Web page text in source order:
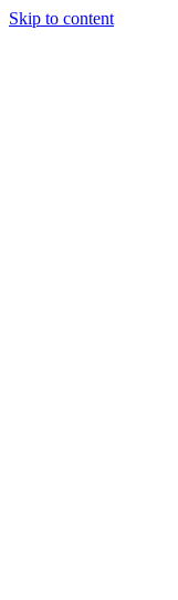
Skip to content